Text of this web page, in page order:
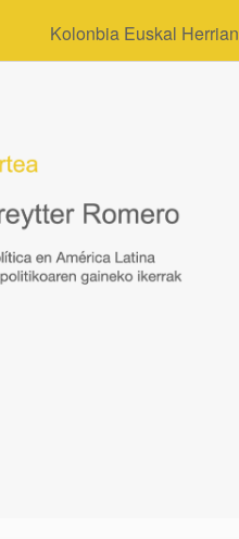
Kolonbia Euskal Herrian